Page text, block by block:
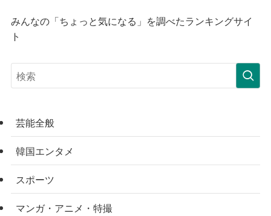
みんなの「ちょっと気になる」を調べたランキングサイ
ト
芸能全般
韓国エンタメ
スポーツ
マンガ・アニメ・特撮